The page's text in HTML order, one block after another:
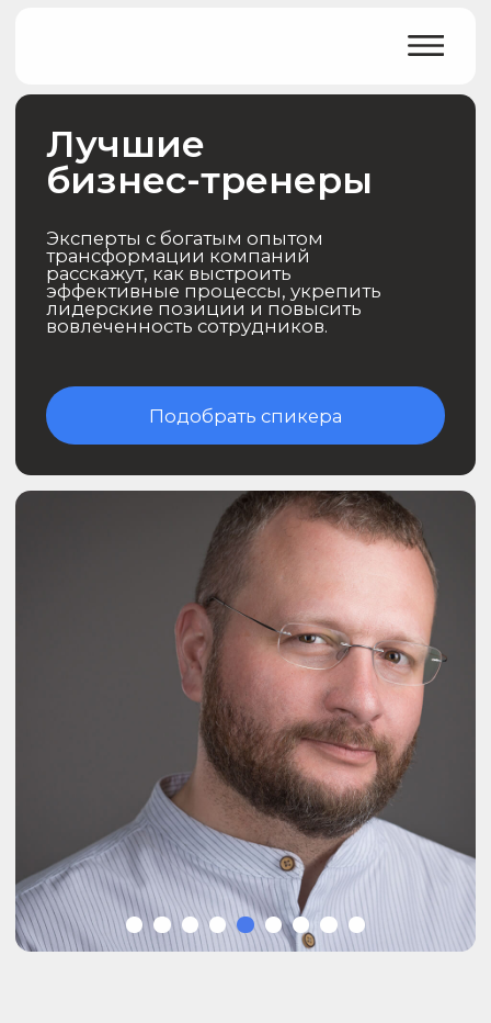
Лучшие
бизнес-тренеры
Эксперты с богатым опытом
трансформации компаний
расскажут, как выстроить
вовлеченность сотрудников.
Подобрать спикера
Михаил Сафран